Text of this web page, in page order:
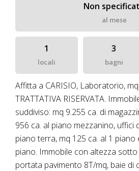
Non
al mese
1
locali
3
bagni
Affitta a CARISIO, Laboratorio,
TRATTATIVA RISERVATA.
suddiviso: mq 9.255 ca. di
956 ca. al piano mezzanino, uffici
piano terra, mq 125 ca. al 1 piano
piano. Immobile con altezza sotto
portata pavimento 8T/mq, baie di